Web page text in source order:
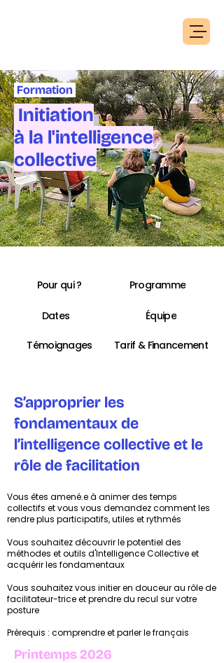
Formation
Initiation
à la l'intelligence
collective
Pour qui ? Programme
Dates Équipe
Témoignages Tarif & Financement
S’approprier les
fondamentaux de
l’intelligence collective et le
rôle de facilitation
Vous êtes amené.e à animer des temps
collectifs et vous vous demandez comment les
rendre plus participatifs, utiles et rythmés
Vous souhaitez découvrir le potentiel des
méthodes et outils d'Intelligence Collective et
acquérir les fondamentaux
Vous souhaitez vous initier en douceur au rôle de
facilitateur-trice et prendre du recul sur votre
posture
Prérequis : comprendre et parler le français
Printemps 2026